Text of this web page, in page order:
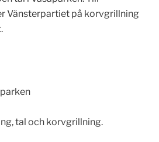
Vänsterpartiet på korvgrillning
tal och korvgrillning.